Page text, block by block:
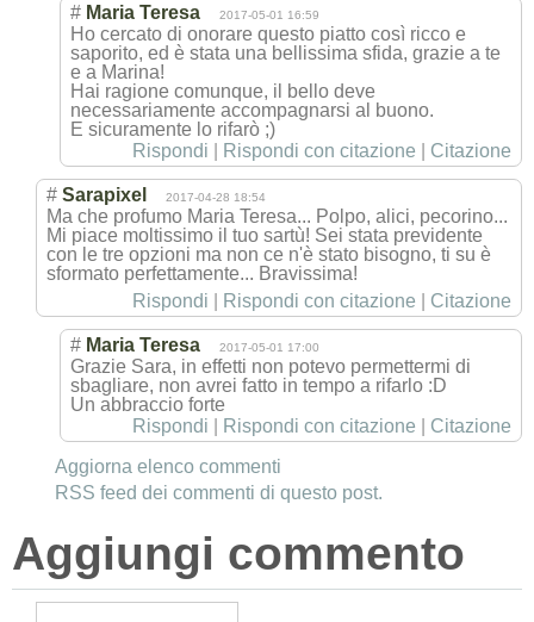
# Maria Teresa 2017-05-01 16:59
Ho cercato di onorare questo piatto così ricco e
saporito, ed è stata una bellissima sfida, grazie a te
e a Marina!
Hai ragione comunque, il bello deve
necessariamente accompagnarsi al buono.
E sicuramente lo rifarò ;)
Rispondi
Rispondi con citazione Citazione
# Sarapixel 2017-04-28 18:54
Ma che profumo Maria Teresa... Polpo, alici, pecorino...
Mi piace moltissimo il tuo sartù! Sei stata previdente
con le tre opzioni ma non ce n'è stato bisogno, ti su è
sformato perfettamente... Bravissima!
Rispondi
Rispondi con citazione Citazione
# Maria Teresa 2017-05-01 17:00
Grazie Sara, in effetti non potevo permettermi di
sbagliare, non avrei fatto in tempo a rifarlo :D
Un abbraccio forte
Rispondi
Rispondi con citazione
Citazione
Aggiorna elenco commenti
RSS feed dei commenti di questo post.
Aggiungi commento